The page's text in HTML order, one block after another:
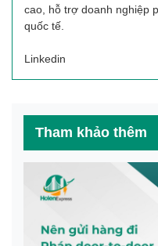
cao, hỗ trợ doanh nghiệp
quốc tế.
Linkedin
Tham khảo thêm